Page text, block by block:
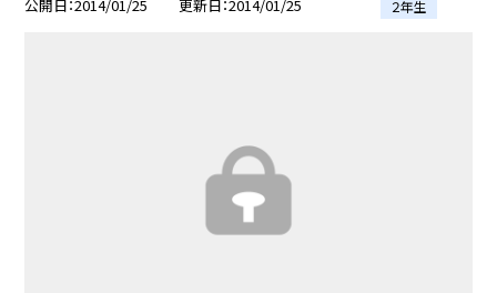
公開日 2014/01/25 更新日 2014/01/25 ２年生